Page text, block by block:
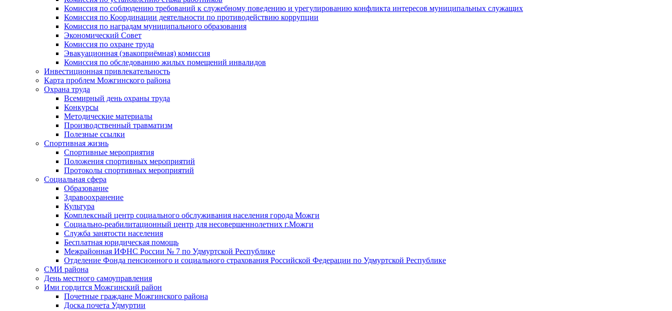
Комиссия по соблюдению требований к служебному поведению и урегулированию конфликта интересов муниципальных служащих
Комиссия по Координации деятельности по противодействию коррупции
Комиссия по наградам муниципального образования
Экономический Совет
Комиссия по охране труда
Эвакуационная (эвакоприёмная) комиссия
Комиссия по обследованию жилых помещений инвалидов
Инвестиционная привлекательность
Карта проблем Можгинского района
Охрана труда
Всемирный день охраны труда
Конкурсы
Методические материалы
Производственный травматизм
Полезные ссылки
Спортивная жизнь
Спортивные мероприятия
Положения спортивных мероприятий
Протоколы спортивных мероприятий
Социальная сфера
Образование
Здравоохранение
Культура
Комплексный центр социального обслуживания населения города Можги
Социально-реабилитационный центр для несовершеннолетних г.Можги
Служба занятости населения
Бесплатная юридическая помощь
Межрайонная ИФНС России № 7 по Удмуртской Республике
Отделение Фонда пенсионного и социального страхования Российской Федерации по Удмуртской Республике
СМИ района
День местного самоуправления
Ими гордится Можгинский район
Почетные граждане Можгинского района
Доска почета Удмуртии